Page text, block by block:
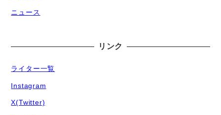
ニュース
リンク
ライター一覧
Instagram
X(Twitter)